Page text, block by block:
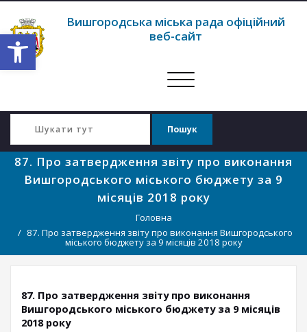
Відкрити Панель інструментів
Вишгородська міська рада офіційний
веб-сайт
Перемкнути
87. Про затвердження звіту про виконання
Вишгородського міського бюджету за 9
місяців 2018 року
Головна
87. Про затвердження звіту про виконання Вишгородського
міського бюджету за 9 місяців 2018 року
87. Про затвердження звіту про виконання
Вишгородського міського бюджету за 9 місяців
2018 року